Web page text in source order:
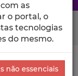
Produções
as
o portal, o
tecnologias
do mesmo.
não essenciais